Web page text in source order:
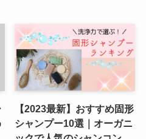
【2023最新】おすすめ固形
シャンプー10選｜オーガニ